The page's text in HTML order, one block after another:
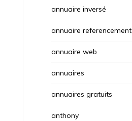
annuaire inversé
annuaire referencement
annuaire web
annuaires
annuaires gratuits
anthony